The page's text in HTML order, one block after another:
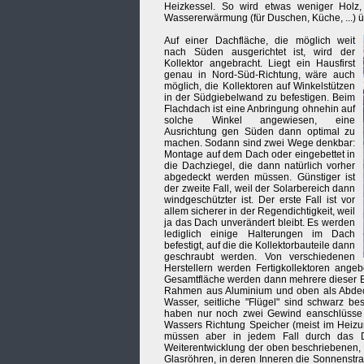
Heizkessel. So wird etwas weniger
Wassererwärmung (für Duschen, Küche, ...)
Auf einer Dachfläche, die möglich weit
nach Süden ausgerichtet ist, wird der
Kollektor angebracht. Liegt ein Hausfirst
genau in Nord-Süd-Richtung, wäre auch
möglich, die Kollektoren auf Winkelstützen
in der Südgiebelwand zu befestigen. Beim
Flachdach ist eine Anbringung ohnehin auf
solche Winkel angewiesen, eine
Ausrichtung gen Süden dann optimal zu
machen. Sodann sind zwei Wege denkbar:
Montage auf dem Dach oder eingebettet in
die Dachziegel, die dann natürlich vorher
abgedeckt werden müssen. Günstiger ist
der zweite Fall, weil der Solarbereich dann
windgeschützter ist. Der erste Fall ist vor
allem sicherer in der Regendichtigkeit, weil
ja das Dach unverändert bleibt. Es werden
lediglich einige Halterungen im Dach
befestigt, auf die die Kollektorbauteile dann
geschraubt werden. Von verschiedenen
Herstellern werden Fertigkollektoren
Gesamtfläche werden dann mehrere
Rahmen aus Aluminium und oben als
Wasser, seitliche "Flügel" sind schwarz
haben nur noch zwei Gewind
Wassers Richtung Speicher (meist im
müssen aber in jedem Fall durch das
Weiterentwicklung der oben
Glasröhren, in deren Inneren die